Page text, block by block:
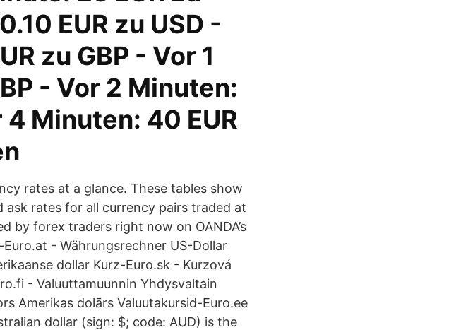
EUR zu USD -
zu GBP - Vor 1
- Vor 2 Minuten:
4 Minuten: 40 EUR
rates at a glance. These tables show
ask rates for all currency pairs traded at
by forex traders right now on OANDA’s
- Währungsrechner US-Dollar
dollar Kurz-Euro.sk - Kurzová
- Valuuttamuunnin Yhdysvaltain
Amerikas dolārs Valuutakursid-Euro.ee
dollar (sign: $; code: AUD) is the